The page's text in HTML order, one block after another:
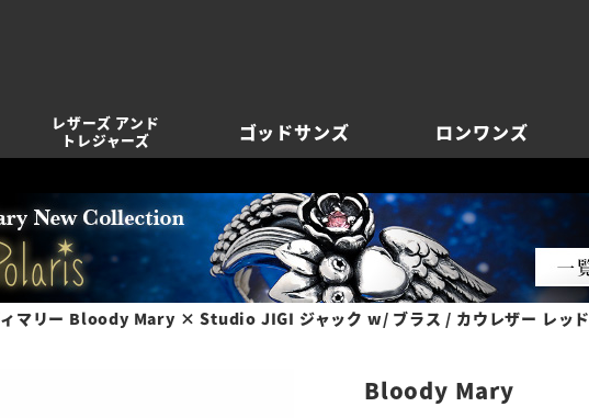
レザーズ アンド
トレジャーズ
ゴッドサンズ ロンワンズ
ィマリー Bloody Mary × Studio JIGI ジャック w/ ブラス / カウレザー レッド
Bloody Mary